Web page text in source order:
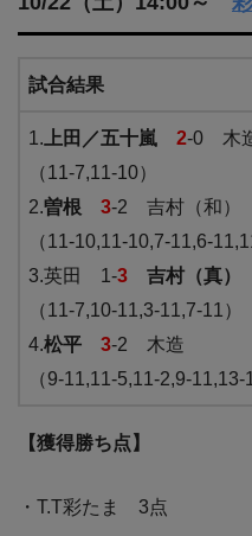
試合結果
1. 上田／五十嵐 2-0 木
（11-7,11-10）
2.曽根 3-2 吉村（和）
（11-10,11-10,7-11,6-
3.英田 1-3 吉村（真）
（11-7,10-11,3-11,7-11）
4.松平 3-2 木造
（9-11,11-5,11-2,9-11,13-
【獲得勝ち点】
・T.T彩たま 3点